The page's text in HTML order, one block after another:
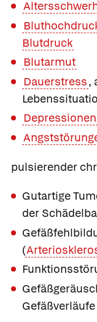
Blutdruck
Blutarmut
Dauerstress,
Depressionen
pulsierender
Gutartige
der
(
Gefäßverläufe